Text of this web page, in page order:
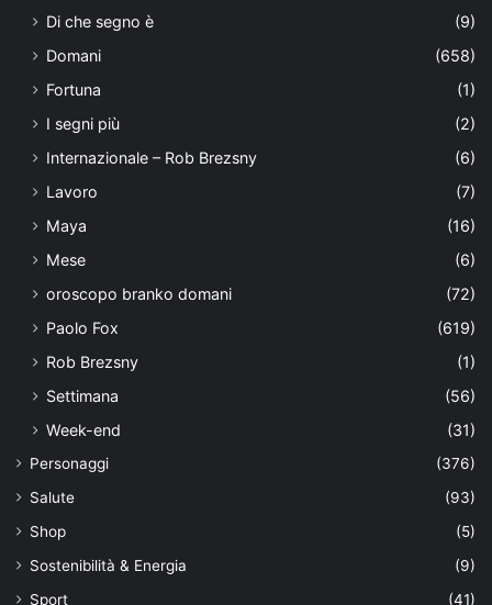
Di che segno è
(9)
Domani
(658)
Fortuna
(1)
I segni più
(2)
Internazionale – Rob Brezsny
(6)
Lavoro
(7)
Maya
(16)
Mese
(6)
oroscopo branko domani
(72)
Paolo Fox
(619)
Rob Brezsny
(1)
Settimana
(56)
Week-end
(31)
Personaggi
(376)
Salute
(93)
Shop
(5)
Sostenibilità & Energia
(9)
Sport
(41)